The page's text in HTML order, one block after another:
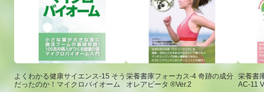
よくわかる健康サイエンス-15 そう
だったのか！マイクロバイオーム
栄養書庫フォーカス-4 奇跡の成分
オレアビータ ®Ver.2
栄養書
AC-11